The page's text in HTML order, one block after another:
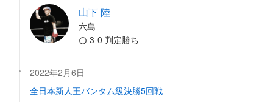
山下 陸
六島
3-0 判定勝ち
2022年2月6日
全日本新人王バンタム級決勝5回戦